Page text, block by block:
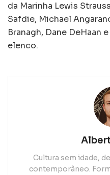
da Marinha Lewis
Safdie, Michael
Branagh, Dane DeHaan
elenco.
Cultura sem idade,
contemporâneo.